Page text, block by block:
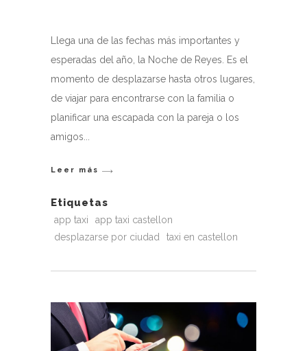
Llega una de las fechas más importantes y
esperadas del año, la Noche de Reyes. Es el
momento de desplazarse hasta otros lugares,
de viajar para encontrarse con la familia o
planificar una escapada con la pareja o los
amigos
Leer más
Etiquetas
app taxi
app taxi castellon
desplazarse por ciudad
taxi en castellon